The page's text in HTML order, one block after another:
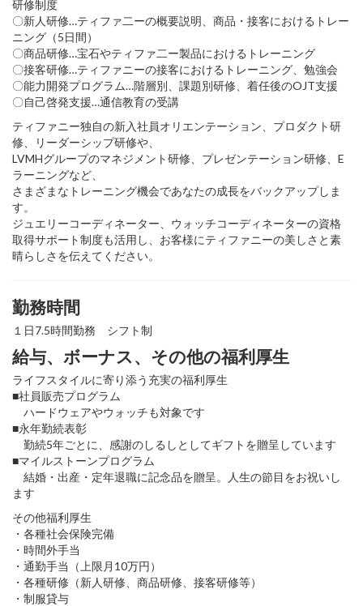
研修制度
〇新人研修…ティファ二ーの概要説明、商品・接客におけるトレー
ニング（5日間）
〇商品研修…宝石やティファ二ー製品におけるトレーニング
〇接客研修…ティファニーの接客におけるトレーニング、勉強会
〇能力開発プログラム…階層別、課題別研修、着任後のOJT支援
〇自己啓発支援…通信教育の受講
ティファニー独自の新入社員オリエンテーション、プロダクト研
修、リーダーシップ研修や、
LVMHグループのマネジメント研修、プレゼンテーション研修、E
ラーニングなど、
さまざまなトレーニング機会であなたの成長をバックアップしま
す。
ジュエリーコーディネーター、ウォッチコーディネーターの資格
取得サポート制度も活用し、お客様にティファニーの美しさと素
晴らしさを伝えてください。
勤務時間
１日7.5時間勤務 シフト制
給与、ボーナス、その他の福利厚生
ライフスタイルに寄り添う充実の福利厚生
■社員販売プログラム
ハードウェアやウォッチも対象です
■永年勤続表彰
勤続5年ごとに、感謝のしるしとしてギフトを贈呈しています
■マイルストーンプログラム
結婚・出産・定年退職に記念品を贈呈。人生の節目をお祝いし
ます
その他福利厚生
・各種社会保険完備
・時間外手当
・通勤手当（上限月10万円）
・各種研修（新人研修、商品研修、接客研修等）
・制服貸与